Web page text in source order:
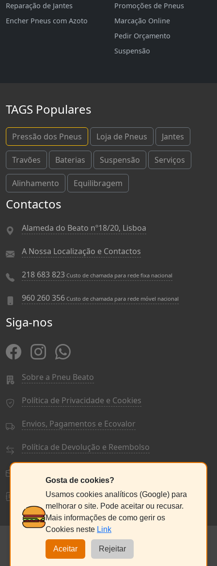
Reparação de Jantes
Encher Pneus com Azoto
Promoções de Pneus
Marcação Online
Pedir Orçamento
Suspensão
TAGS Populares
Pressão dos Pneus Loja de Pneus Jantes
Travões Baterias Suspensão Serviços
Alinhamento Equilibragem
Contactos
Alameda do Beato nº18/20, Lisboa
A Nossa Localização e Contactos
218 683 823 Custo de chamada para rede fixa nacional
960 260 356 Custo de chamada para rede móvel nacional
Siga-nos
Sobre a Pneu Beato
Política de Privacidade e Cookies
Envios, Pagamentos e Ecovalor
Política de Devolução e Reembolso
Livro de Reclamações
© PneuBeato 2025de Alberto Alexandre Silva Alves
NC:235076686
Seg a Sex:9:30 - 13:00 / 14:30 - 18:00
Gosta de cookies?
Usamos cookies analíticos (Google) para
melhorar o site. Pode aceitar ou recusar.
Mais informações de como gerir os
Cookies neste Link
Aceitar Rejeitar